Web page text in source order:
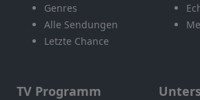
Genres
Alle Sendungen
Letzte Chance
TV Programm